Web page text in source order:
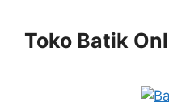
contentToko Batik